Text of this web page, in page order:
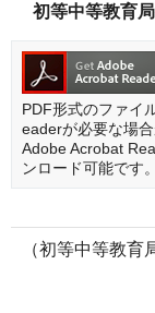
初等中等教育
PDF形式のファイ
eaderが必要な場合
Adobe Acrobat
ンロード可能です。
（初等中等教育